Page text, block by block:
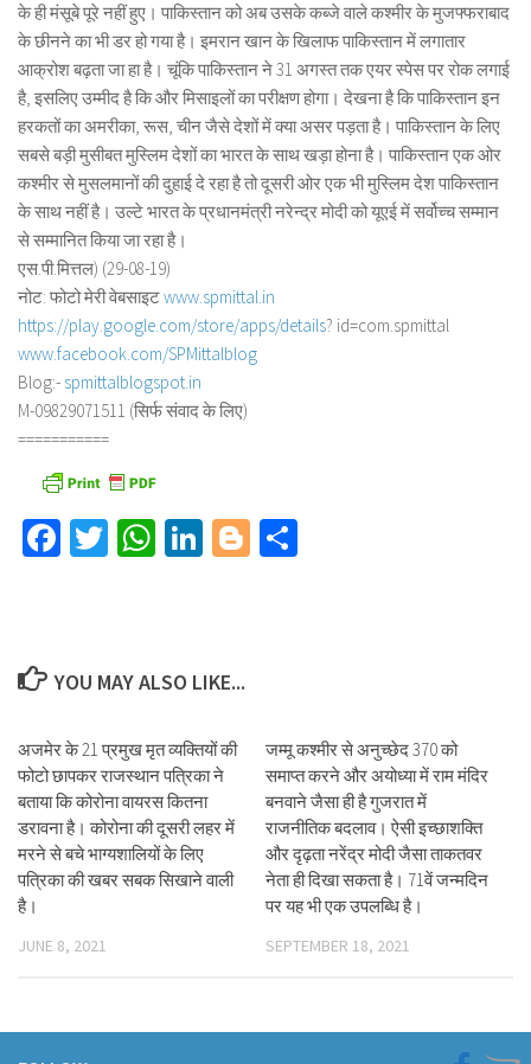
के ही मंसूबे पूरे नहीं हुए। पाकिस्तान को अब उसके कब्जे वाले कश्मीर के मुजफ्फराबाद
के छीनने का भी डर हो गया है। इमरान खान के खिलाफ पाकिस्तान में लगातार
आक्रोश बढ़ता जा हा है। चूंकि पाकिस्तान ने 31 अगस्त तक एयर स्पेस पर रोक लगाई
है, इसलिए उम्मीद है कि और मिसाइलों का परीक्षण होगा। देखना है कि पाकिस्तान इन
हरकतों का अमरीका, रूस, चीन जैसे देशों में क्या असर पड़ता है। पाकिस्तान के लिए
सबसे बड़ी मुसीबत मुस्लिम देशों का भारत के साथ खड़ा होना है। पाकिस्तान एक ओर
कश्मीर से मुसलमानों की दुहाई दे रहा है तो दूसरी ओर एक भी मुस्लिम देश पाकिस्तान
के साथ नहीं है। उल्टे भारत के प्रधानमंत्री नरेन्द्र मोदी को यूएई में सर्वोच्च सम्मान
से सम्मानित किया जा रहा है।
एस.पी.मित्तल) (29-08-19)
नोट: फोटो मेरी वेबसाइटwww.spmittal.in
https://play.google.com/store/apps/details? id=com.spmittal
www.facebook.com/SPMittalblog
Blog:- spmittalblogspot.in
M-09829071511 (सिर्फ संवाद के लिए)
===========
Facebook
TwitterWhatsApp
LinkedIn
Blogger
YOU MAY ALSO LIKE...
अजमेर के 21 प्रमुख मृत व्यक्तियों की
फोटो छापकर राजस्थान पत्रिका ने
बताया कि कोरोना वायरस कितना
डरावना है। कोरोना की दूसरी लहर में
मरने से बचे भाग्यशालियों के लिए
पत्रिका की खबर सबक सिखाने वाली
है।
JUNE 8, 2021
जम्मू कश्मीर से अनुच्छेद 370 को
समाप्त करने और अयोध्या में राम मंदिर
बनवाने जैसा ही है गुजरात में
राजनीतिक बदलाव। ऐसी इच्छाशक्ति
और दृढ़ता नरेंद्र मोदी जैसा ताकतवर
नेता ही दिखा सकता है। 71वें जन्मदिन
पर यह भी एक उपलब्धि है।
SEPTEMBER 18, 2021